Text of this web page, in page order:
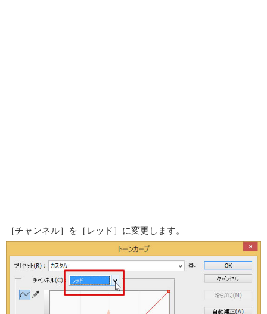
［チャンネル］を［レッド］に変更します。